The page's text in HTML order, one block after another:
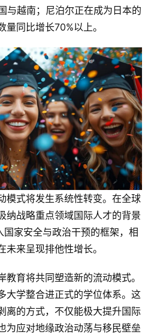
与越南；尼泊尔正在成为日本的
同比增长70%以上。
模式将发生系统性转变。在全球
纳战略重点领域国际人才的背景
家安全与政治干预的框架，相
来呈现排他性增长。
育将共同塑造新的流动模式。
大学整合进正式的学位体系。这
离的方式，不仅能极大提升国际
为应对地缘政治动荡与移民壁垒